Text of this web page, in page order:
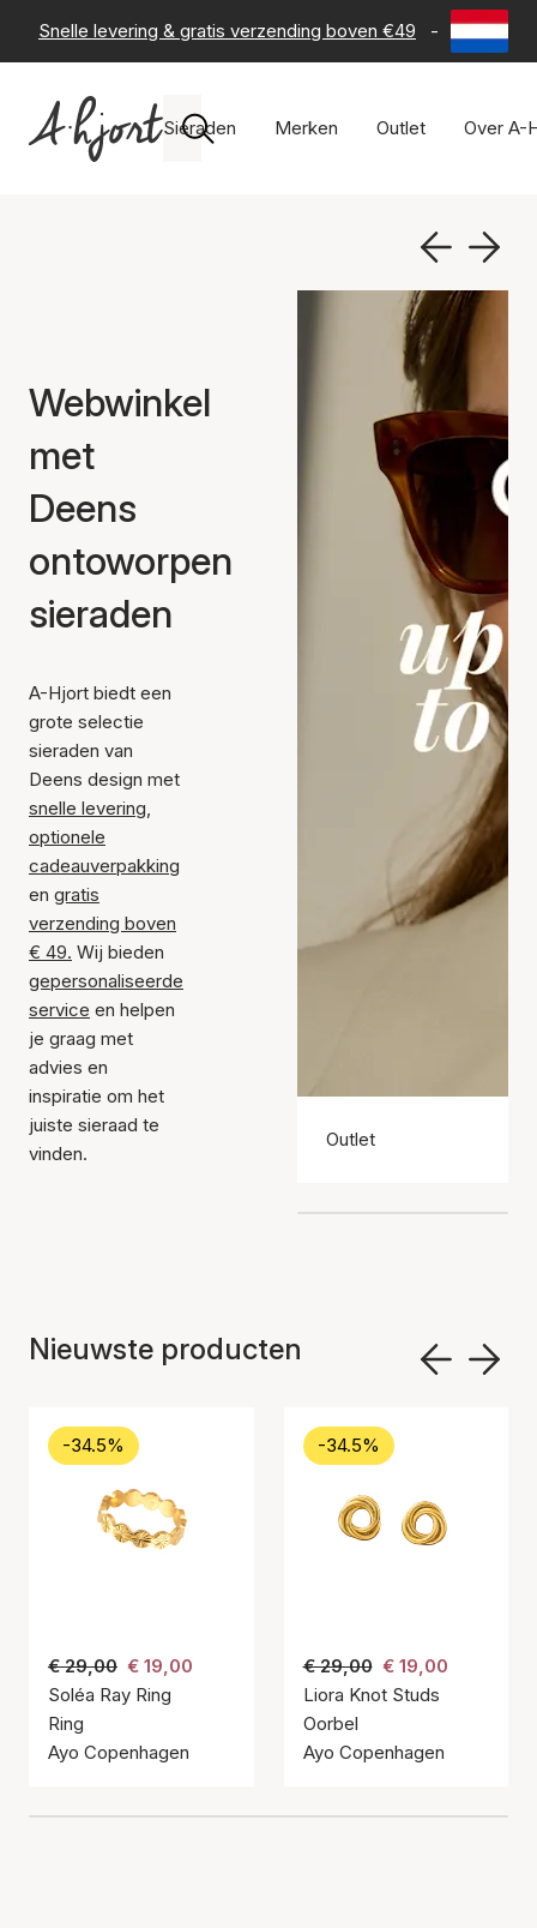
Snelle levering & gratis verzending boven €49 - 60 dagen
Sieraden Merken Outlet Over A-
Webwinkel
met
Deens
ontoworpen
sieraden
A-Hjort biedt een
grote selectie
sieraden van
Deens design met
snelle levering,
optionele
cadeauverpakking
en gratis
verzending boven
€ 49. Wij bieden
gepersonaliseerde
service en helpen
je graag met
advies en
inspiratie om het
juiste sieraad te
vinden.
Outlet
Nieuwste producten
-34.5%
€ 29,00 € 19,00
Soléa Ray Ring
Ring
Ayo Copenhagen
-34.5%
€ 29,00 € 19,00
Liora Knot Studs
Oorbel
Ayo Copenhagen